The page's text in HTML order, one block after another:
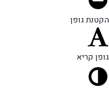
הקטנת גופן
גופן קריא